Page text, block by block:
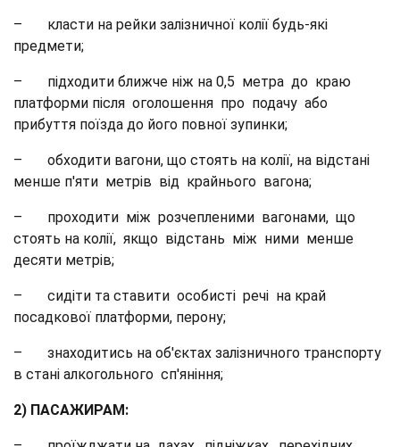
– класти на рейки залізничної колії будь-які
предмети;
– підходити ближче ніж на 0,5 метра до краю
платформи після оголошення про подачу або
прибуття поїзда до його повної зупинки;
– обходити вагони, що стоять на колії, на відстані
менше п'яти метрів від крайнього вагона;
– проходити між розчепленими вагонами, що
стоять на колії, якщо відстань між ними менше
десяти метрів;
– сидіти та ставити особисті речі на край
посадкової платформи, перону;
– знаходитись на об'єктах залізничного транспорту
в стані алкогольного сп'яніння;
2) ПАСАЖИРАМ: